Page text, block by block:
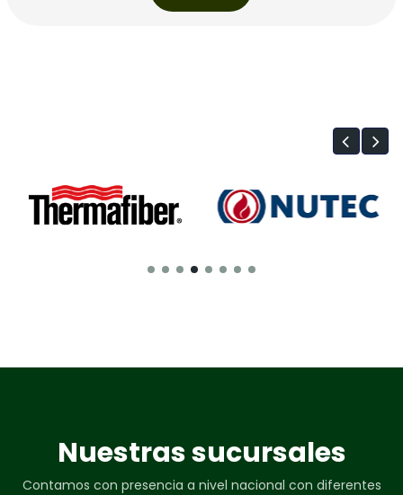
Nuestras sucursales
Contamos con presencia a nivel nacional con diferentes